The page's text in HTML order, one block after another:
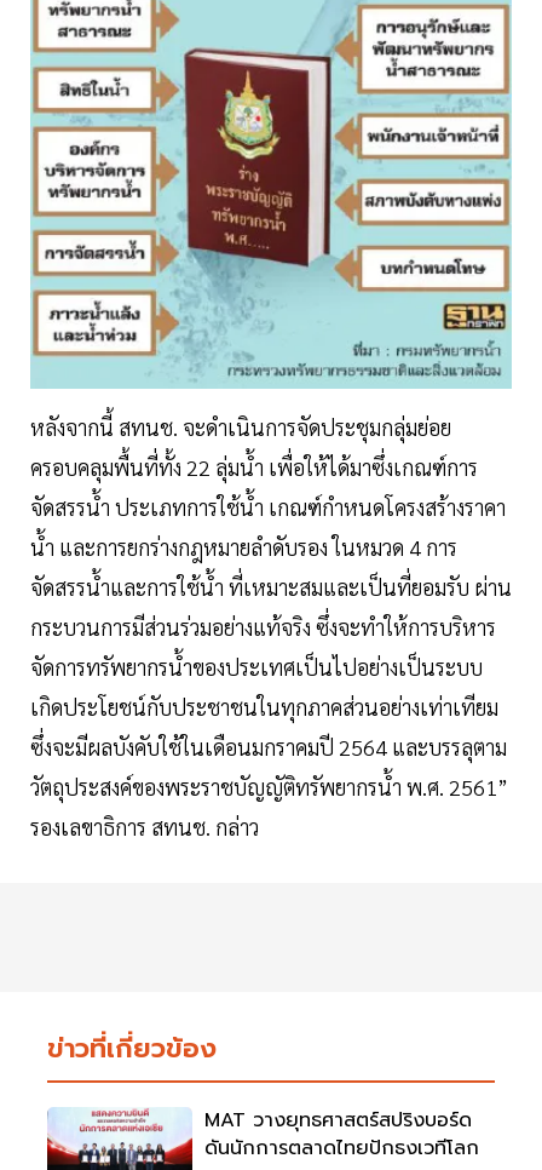
หลังจากนี้ สทนช. จะดำเนินการจัดประชุมกลุ่มย่อย
ครอบคลุมพื้นที่ทั้ง 22 ลุ่มน้ำ เพื่อให้ได้มาซึ่งเกณฑ์การ
จัดสรรน้ำ ประเภทการใช้น้ำ เกณฑ์กำหนดโครงสร้างราคา
น้ำ และการยกร่างกฎหมายลำดับรอง ในหมวด 4 การ
จัดสรรน้ำและการใช้น้ำ ที่เหมาะสมและเป็นที่ยอมรับ ผ่าน
กระบวนการมีส่วนร่วมอย่างแท้จริง ซึ่งจะทำให้การบริหาร
จัดการทรัพยากรน้ำของประเทศเป็นไปอย่างเป็นระบบ
เกิดประโยชน์กับประชาชนในทุกภาคส่วนอย่างเท่าเทียม
ซึ่งจะมีผลบังคับใช้ในเดือนมกราคมปี 2564 และบรรลุตาม
วัตถุประสงค์ของพระราชบัญญัติทรัพยากรน้ำ พ.ศ. 2561”
รองเลขาธิการ สทนช. กล่าว
ข่าวที่เกี่ยวข้อง
MAT วางยุทธศาสตร์สปริงบอร์ด
ดันนักการตลาดไทยปักธงเวทีโลก